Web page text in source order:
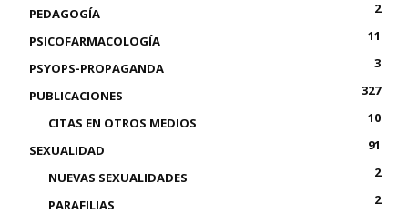
PEDAGOGÍA
2
PSICOFARMACOLOGÍA
11
PSYOPS-PROPAGANDA
3
PUBLICACIONES
327
CITAS EN OTROS MEDIOS
10
SEXUALIDAD
91
NUEVAS SEXUALIDADES
2
PARAFILIAS
2